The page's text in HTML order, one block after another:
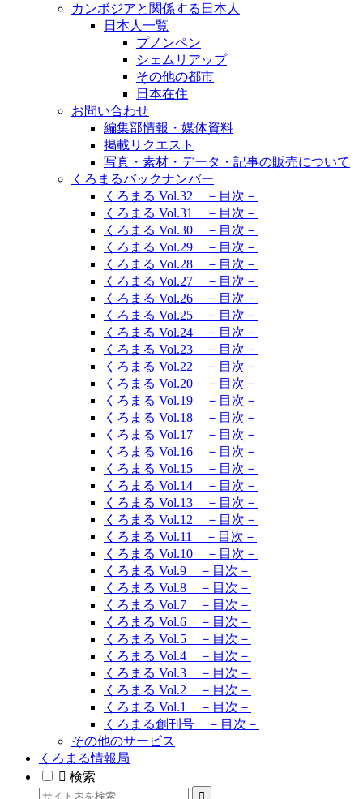
カンボジアと関係する日本人
日本人一覧
プノンペン
シェムリアップ
その他の都市
日本在住
お問い合わせ
編集部情報・媒体資料
掲載リクエスト
写真・素材・データ・記事の販売について
くろまるバックナンバー
くろまる Vol.32 －目次－
くろまる Vol.31 －目次－
くろまる Vol.30 －目次－
くろまる Vol.29 －目次－
くろまる Vol.28 －目次－
くろまる Vol.27 －目次－
くろまる Vol.26 －目次－
くろまる Vol.25 －目次－
くろまる Vol.24 －目次－
くろまる Vol.23 －目次－
くろまる Vol.22 －目次－
くろまる Vol.20 －目次－
くろまる Vol.19 －目次－
くろまる Vol.18 －目次－
くろまる Vol.17 －目次－
くろまる Vol.16 －目次－
くろまる Vol.15 －目次－
くろまる Vol.14 －目次－
くろまる Vol.13 －目次－
くろまる Vol.12 －目次－
くろまる Vol.11 －目次－
くろまる Vol.10 －目次－
くろまる Vol.9 －目次－
くろまる Vol.8 －目次－
くろまる Vol.7 －目次－
くろまる Vol.6 －目次－
くろまる Vol.5 －目次－
くろまる Vol.4 －目次－
くろまる Vol.3 －目次－
くろまる Vol.2 －目次－
くろまる Vol.1 －目次－
くろまる創刊号 －目次－
その他のサービス
くろまる情報局
検索